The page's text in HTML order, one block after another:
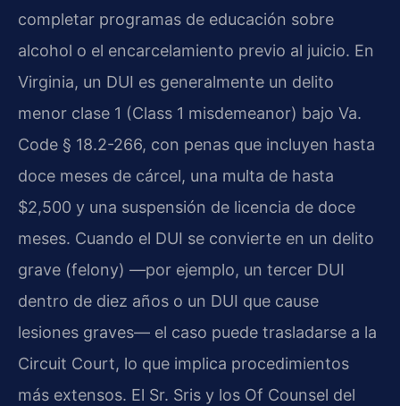
completar programas de educación sobre
alcohol o el encarcelamiento previo al juicio. En
Virginia, un DUI es generalmente un delito
menor clase 1 (Class 1 misdemeanor) bajo Va.
Code § 18.2-266, con penas que incluyen hasta
doce meses de cárcel, una multa de hasta
$2,500 y una suspensión de licencia de doce
meses. Cuando el DUI se convierte en un delito
grave (felony) —por ejemplo, un tercer DUI
dentro de diez años o un DUI que cause
lesiones graves— el caso puede trasladarse a la
Circuit Court, lo que implica procedimientos
más extensos. El Sr. Sris y los Of Counsel del